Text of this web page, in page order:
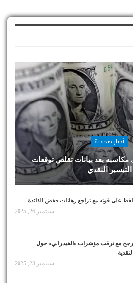
أخبار صحفية
مكاسبه بعد بيانات تقلص توقعات
التيسير النقدي
على قوته مع تراجع رهانات خفض الفائدة
سبتمبر 26, 2025
مع ترقب مؤشرات «الفيدرالي» حول
سبتمبر 23, 2025